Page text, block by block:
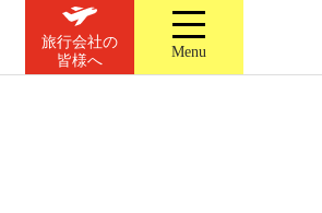
旅行会社の
皆様へ
Menu